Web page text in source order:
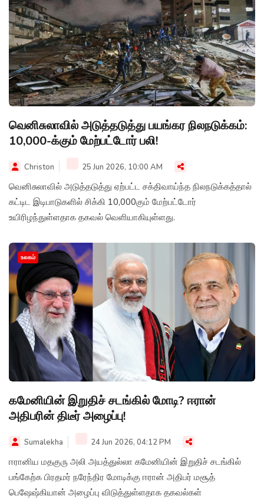
வெனிசுலாவில் அடுத்தடுத்து பயங்கர நிலநடுக்கம்:
10,000-க்கும் மேற்பட்டோர் பலி!
Christon 25 Jun 2026, 10:00 AM
வெனிசுலாவில் அடுத்தடுத்து ஏற்பட்ட சக்திவாய்ந்த நிலநடுக்கத்தால்
கட்டிட இடிபாடுகளில் சிக்கி 10,000கும் மேற்பட்டோர்
உயிரிழந்துள்ளதாக தகவல் வெளியாகியுள்ளது.
உலகம்
கமேனியின் இறுதிச் சடங்கில் மோடி? ஈரான்
அதிபரின் திடீர் அழைப்பு!
Sumalekha 24 Jun 2026, 04:12 PM
ஈரானிய மதகுரு அலி அயத்துல்லா கமேனியின் இறுதிச் சடங்கில்
பங்கேற்க பிரதமர் நரேந்திர மோடிக்கு ஈரான் அதிபர் மசூத்
பெஷேஷ்கியான் அழைப்பு விடுத்துள்ளதாக தகவல்கள்